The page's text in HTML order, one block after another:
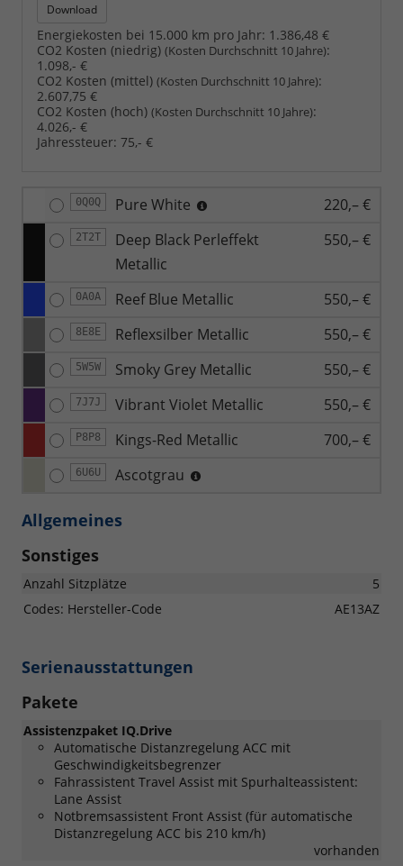
Download
Energiekosten bei 15.000 km pro Jahr: 1.386,48 €
CO2 Kosten (niedrig) (Kosten Durchschnitt 10 Jahre):
1.098,- €
CO2 Kosten (mittel) (Kosten Durchschnitt 10 Jahre):
2.607,75 €
CO2 Kosten (hoch) (Kosten Durchschnitt 10 Jahre):
4.026,- €
Jahressteuer: 75,- €
0Q0Q Pure White 220,– €
2T2T
Deep Black Perleffekt
Metallic
550,– €
0A0A Reef Blue Metallic 550,– €
8E8E Reflexsilber Metallic 550,– €
5W5W Smoky Grey Metallic 550,– €
7J7J Vibrant Violet Metallic 550,– €
P8P8 Kings-Red Metallic 700,– €
6U6U Ascotgrau
Allgemeines
Sonstiges
Anzahl Sitzplätze
5
Codes: Hersteller-Code
AE13AZ
Serienausstattungen
Pakete
Assistenzpaket IQ.Drive
Automatische Distanzregelung ACC mit
Geschwindigkeitsbegrenzer
Fahrassistent Travel Assist mit Spurhalteassistent:
Lane Assist
Notbremsassistent Front Assist (für automatische
Distanzregelung ACC bis 210 km/h)
vorhanden